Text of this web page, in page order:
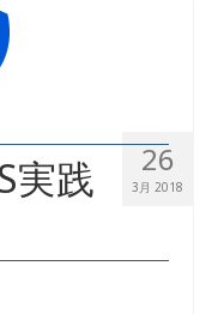
26
3月 2018
実践